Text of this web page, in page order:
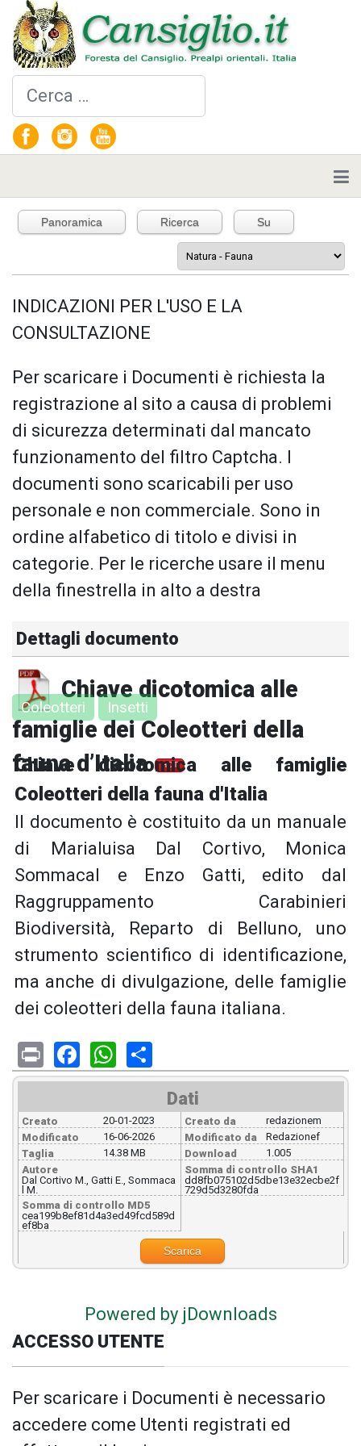
Cerca
Panoramica Ricerca Su
INDICAZIONI PER L'USO E LA
CONSULTAZIONE
Per scaricare i Documenti è richiesta la
registrazione al sito a causa di problemi
di sicurezza determinati dal mancato
funzionamento del filtro Captcha. I
documenti sono scaricabili per uso
personale e non commerciale. Sono in
ordine alfabetico di titolo e divisi in
categorie. Per le ricerche usare il menu
della finestrella in alto a destra
Dettagli documento
Chiave dicotomica alle
famiglie dei Coleotteri della
fauna d’Italia
HOT
Coleotteri Insetti
Chiave dicotomica alle famiglie
Coleotteri della fauna d'Italia
Il documento è costituito da un manuale
di Marialuisa Dal Cortivo, Monica
Sommacal e Enzo Gatti, edito dal
Raggruppamento Carabinieri
Biodiversità, Reparto di Belluno, uno
strumento scientifico di identificazione,
ma anche di divulgazione, delle famiglie
dei coleotteri della fauna italiana.
PrintFacebook
WhatsApp
Dati
Creato
20-01-2023
Modificato
16-06-2026
Taglia
14.38 MB
Autore
Dal Cortivo M., Gatti E., Sommaca
l M.
Somma di controllo MD5
cea199b8ef81d4a3ed49fcd589d
ef8ba
Creato da
redazionem
Modificato da
Redazionef
Download
1.005
Somma di controllo SHA1
dd8fb075102d5dbe13e32ecbe2f
729d5d3280fda
Scarica
Powered by jDownloads
ACCESSO UTENTE
Per scaricare i Documenti è necessario
accedere come Utenti registrati ed